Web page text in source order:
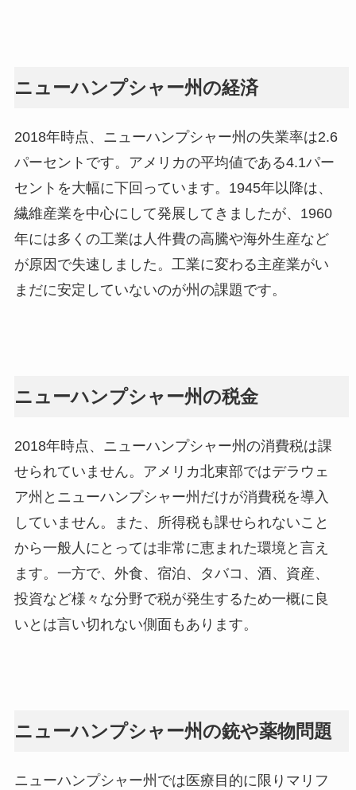
ニューハンプシャー州の経済
2018年時点、ニューハンプシャー州の失業率は2.6
パーセントです。アメリカの平均値である4.1パー
セントを大幅に下回っています。1945年以降は、
繊維産業を中心にして発展してきましたが、1960
年には多くの工業は人件費の高騰や海外生産など
が原因で失速しました。工業に変わる主産業がい
まだに安定していないのが州の課題です。
ニューハンプシャー州の税金
2018年時点、ニューハンプシャー州の消費税は課
せられていません。アメリカ北東部ではデラウェ
ア州とニューハンプシャー州だけが消費税を導入
していません。また、所得税も課せられないこと
から一般人にとっては非常に恵まれた環境と言え
ます。一方で、外食、宿泊、タバコ、酒、資産、
投資など様々な分野で税が発生するため一概に良
いとは言い切れない側面もあります。
ニューハンプシャー州の銃や薬物問題
ニューハンプシャー州では医療目的に限りマリフ